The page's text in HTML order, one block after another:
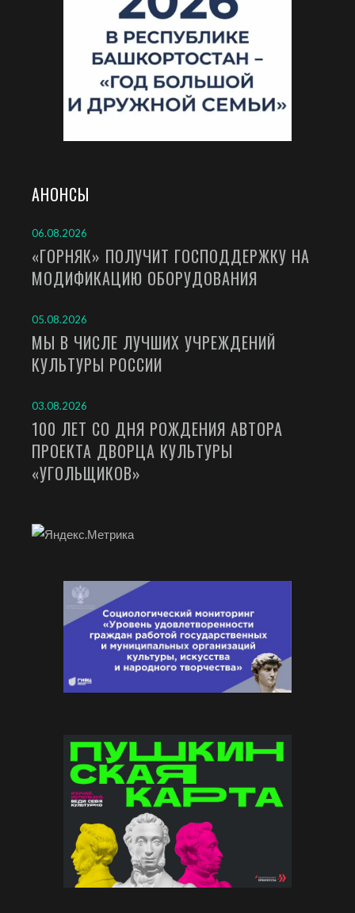
АНОНСЫ
06.08.2026
«ГОРНЯК» ПОЛУЧИТ ГОСПОДДЕРЖКУ НА
МОДИФИКАЦИЮ ОБОРУДОВАНИЯ
05.08.2026
МЫ В ЧИСЛЕ ЛУЧШИХ УЧРЕЖДЕНИЙ
КУЛЬТУРЫ РОССИИ
03.08.2026
100 ЛЕТ СО ДНЯ РОЖДЕНИЯ АВТОРА
ПРОЕКТА ДВОРЦА КУЛЬТУРЫ
«УГОЛЬЩИКОВ»